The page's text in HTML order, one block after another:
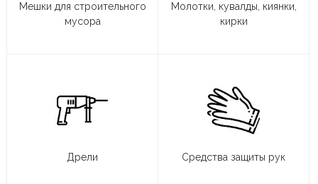
Мешки для строительного
мусора
Молотки, кувалды, киянки,
кирки
Дрели Средства защиты рук